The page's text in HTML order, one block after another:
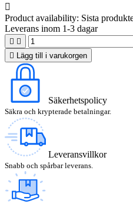

Product availability: Sista
Leverans inom 1-3 dagar
 

Lägg till i varukorgen
Säkerhetspolicy
Säkra och krypterade betalningar.
Leveransvillkor
Snabb och spårbar leverans.